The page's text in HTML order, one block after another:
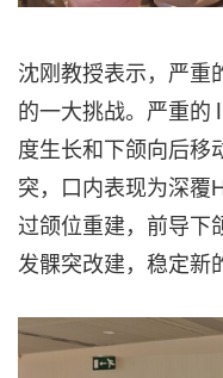
沈刚教授表示，严重
的一大挑战。严重
度生长和下颌向后移
突，口内表现为深覆
过颌位重建，前导下
发髁突改建，稳定新